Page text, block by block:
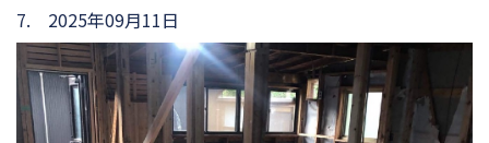
7. 2025年09月11日